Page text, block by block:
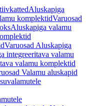
Aluskapiga
komplektidVaruosad
Aluskapiga valamu
Varuosad Aluskapiga
integreeritava valamu
valamu komplektid
Valamu aluskapid